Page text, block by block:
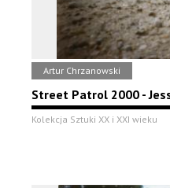
Artur Chrzanowski
Street Patrol 2000 -
Kolekcja Sztuki XX i XXI wieku